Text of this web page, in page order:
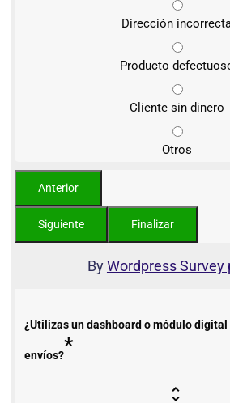
Dirección
Producto
Cliente sin dinero
Otros
ByWordpress Survey
¿Utilizas un dashboard o módulo
envíos?*